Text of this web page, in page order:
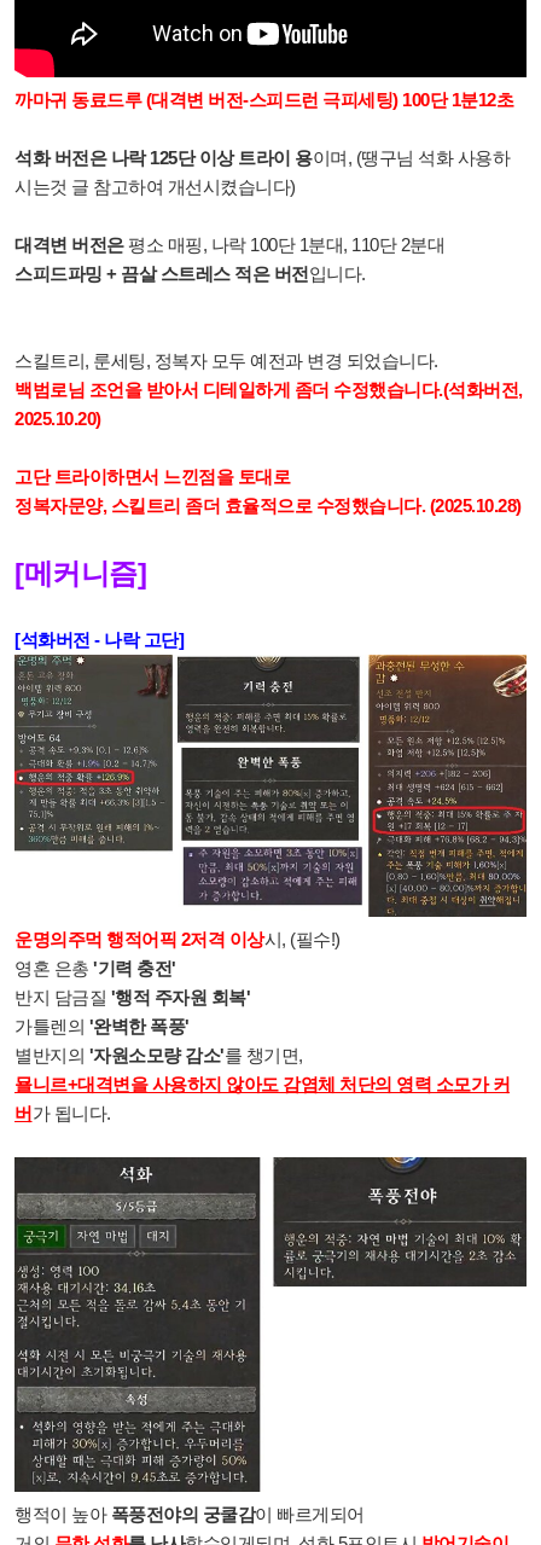
까마귀 동료드루 (대격변 버전-스피드런 극피세팅) 100단 1분12초
석화 버전은 나락 125단 이상 트라이 용이며, (땡구님 석화 사용하
시는것 글 참고하여 개선시켰습니다)
대격변 버전은 평소 매핑, 나락 100단 1분대, 110단 2분대
스피드파밍 + 끔살 스트레스 적은 버전입니다.
스킬트리, 룬세팅, 정복자 모두 예전과 변경 되었습니다.
백범로님 조언을 받아서 디테일하게 좀더 수정했습니다.(석화버전,
2025.10.20)
고단 트라이하면서 느낀점을 토대로
정복자문양, 스킬트리 좀더 효율적으로 수정했습니다. (2025.10.28)
[메커니즘]
[석화버전 - 나락 고단]
운명의주먹 행적어픽 2저격 이상시, (필수!)
영혼 은총 '기력 충전'
반지 담금질 '행적 주자원 회복'
가틀렌의 '완벽한 폭풍'
별반지의 '자원소모량 감소'를 챙기면,
묠니르+대격변을 사용하지 않아도 감염체 처단의 영력 소모가 커
버가 됩니다.
행적이 높아 폭풍전야의 궁쿨감이 빠르게되어